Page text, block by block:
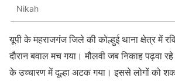
Nikah
यूपी के महराजगंज जिले की कोल्हुई थाना क्षेत्र में
दौरान बवाल मच गया। मौलवी जब निकाह पढ़वा
के उच्चारण में दूल्हा अटक गया। इससे लोगों को